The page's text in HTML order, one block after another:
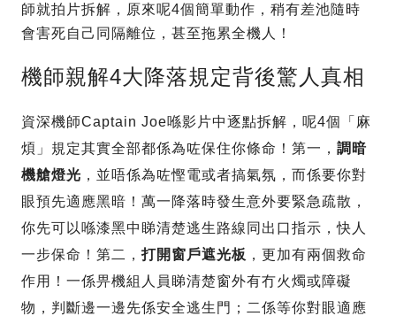
師就拍片拆解，原來呢4個簡單動作，稍有差池隨時
會害死自己同隔離位，甚至拖累全機人！
機師親解4大降落規定背後驚人真相
資深機師Captain Joe喺影片中逐點拆解，呢4個「麻
煩」規定其實全部都係為咗保住你條命！第一， 調暗
機艙燈光 ，並唔係為咗慳電或者搞氣氛，而係要你對
眼預先適應黑暗！萬一降落時發生意外要緊急疏散，
你先可以喺漆黑中睇清楚逃生路線同出口指示，快人
一步保命！第二，打開窗戶遮光板 ，更加有兩個救命
作用！一係畀機組人員睇清楚窗外有冇火燭或障礙
物，判斷邊一邊先係安全逃生門；二係等你對眼適應